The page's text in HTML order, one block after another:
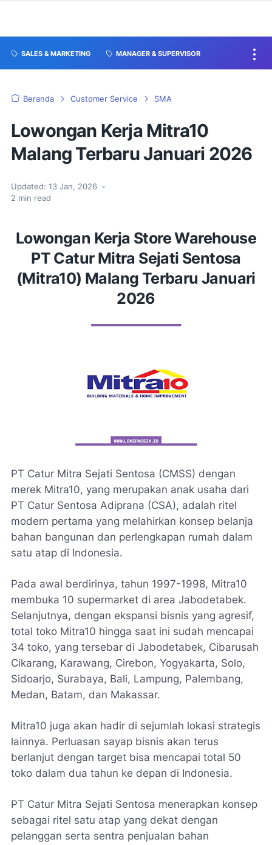
SALES & MARKETING MANAGER & SUPERVISOR
Beranda Customer Service SMA
Lowongan Kerja Mitra10
Malang Terbaru Januari 2026
Updated: 13 Jan, 2026 •
2 min read
Lowongan Kerja Store Warehouse
PT Catur Mitra Sejati Sentosa
(Mitra10) Malang Terbaru Januari
2026
PT Catur Mitra Sejati Sentosa (CMSS) dengan
merek Mitra10, yang merupakan anak usaha dari
PT Catur Sentosa Adiprana (CSA), adalah ritel
modern pertama yang melahirkan konsep belanja
bahan bangunan dan perlengkapan rumah dalam
satu atap di Indonesia.
Pada awal berdirinya, tahun 1997-1998, Mitra10
membuka 10 supermarket di area Jabodetabek.
Selanjutnya, dengan ekspansi bisnis yang agresif,
total toko Mitra10 hingga saat ini sudah mencapai
34 toko, yang tersebar di Jabodetabek, Cibarusah
Cikarang, Karawang, Cirebon, Yogyakarta, Solo,
Sidoarjo, Surabaya, Bali, Lampung, Palembang,
Medan, Batam, dan Makassar.
Mitra10 juga akan hadir di sejumlah lokasi strategis
lainnya. Perluasan sayap bisnis akan terus
berlanjut dengan target bisa mencapai total 50
toko dalam dua tahun ke depan di Indonesia.
PT Catur Mitra Sejati Sentosa menerapkan konsep
sebagai ritel satu atap yang dekat dengan
pelanggan serta sentra penjualan bahan